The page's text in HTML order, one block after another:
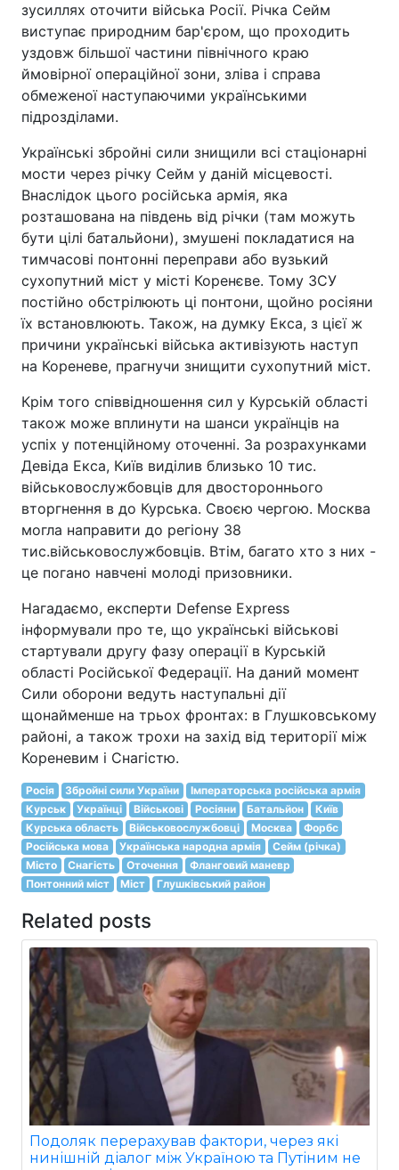
зусиллях оточити війська Росії. Річка Сейм
виступає природним бар'єром, що проходить
уздовж більшої частини північного краю
ймовірної операційної зони, зліва і справа
обмеженої наступаючими українськими
підрозділами.
Українські збройні сили знищили всі стаціонарні
мости через річку Сейм у даній місцевості.
Внаслідок цього російська армія, яка
розташована на південь від річки (там можуть
бути цілі батальйони), змушені покладатися на
тимчасові понтонні переправи або вузький
сухопутний міст у місті Коренєве. Тому ЗСУ
постійно обстрілюють ці понтони, щойно росіяни
їх встановлюють. Також, на думку Екса, з цієї ж
причини українські війська активізують наступ
на Кореневе, прагнучи знищити сухопутний міст.
Крім того співвідношення сил у Курській області
також може вплинути на шанси українців на
успіх у потенційному оточенні. За розрахунками
Девіда Екса, Київ виділив близько 10 тис.
військовослужбовців для двостороннього
вторгнення в до Курська. Своєю чергою. Москва
могла направити до регіону 38
тис.військовослужбовців. Втім, багато хто з них -
це погано навчені молоді призовники.
Нагадаємо, експерти Defense Express
інформували про те, що українські військові
стартували другу фазу операції в Курській
області Російської Федерації. На даний момент
Сили оборони ведуть наступальні дії
щонайменше на трьох фронтах: в Глушковському
районі, а також трохи на захід від території між
Кореневим і Снагістю.
Росія Збройні сили України
Імператорська російська армія
Курськ
Українці Військові Росіяни Батальйон
Київ
Курська область
Військовослужбовці Москва
Форбс
Російська мова
Українська народна армія
Сейм (річка)
Місто
Снагість Оточення
Фланговий маневр
Понтонний міст
Міст Глушківський район
Related posts
Подоляк перерахував фактори, через які
нинішній діалог між Україною та Путіним не